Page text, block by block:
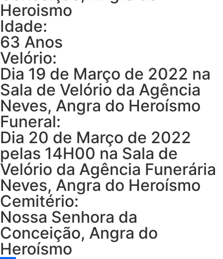
Heroismo
Idade:
63 Anos
Velório:
Dia 19 de Março de 2022 na
Sala de Velório da Agência
Neves, Angra do Heroísmo
Funeral:
Dia 20 de Março de 2022
pelas 14H00 na Sala de
Velório da Agência Funerária
Neves, Angra do Heroísmo
Cemitério:
Nossa Senhora da
Conceição, Angra do
Heroísmo